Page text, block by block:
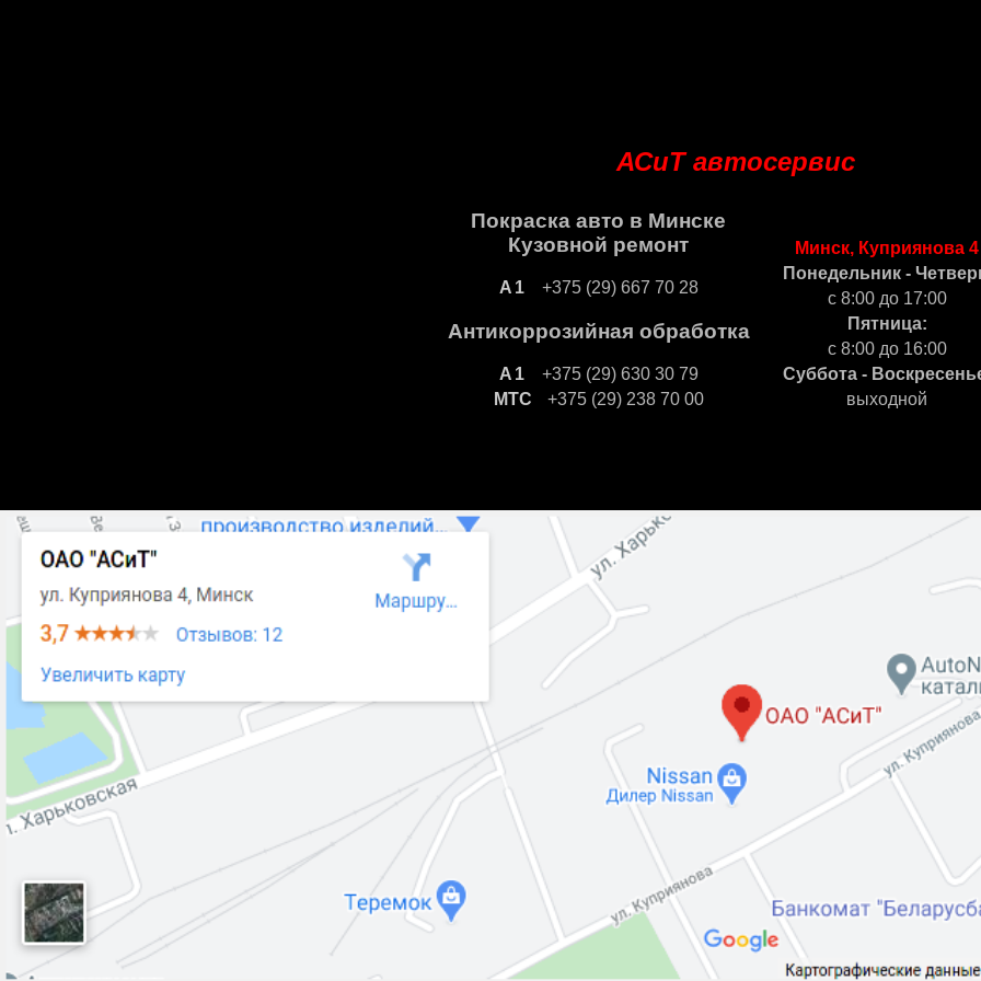
АСиТ автосервис
Покраска авто в Минске
Кузовной ремонт
+375 (29) 667 70 28
Антикоррозийная обработка
+375 (29) 630 30 79
+375 (29) 238 70 00
Минск, Куприянова 4
Понедельник -
с 8:00 до 17:00
Пятница:
с 8:00 до 16:00
Суббота -
выходной